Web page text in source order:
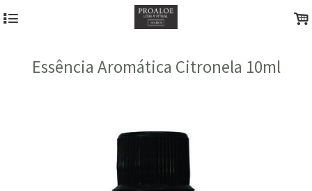
4 .
Essência Aromática Citronela 10ml